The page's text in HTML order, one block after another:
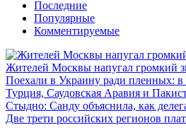
Последние
Популярные
Комментируемые
Жителей Москвы напугал громкий
Поехали в Украину ради пленных: в
Турция, Саудовская Аравия и
Стыдно: Санду объяснила, как
Две трети российских регионов